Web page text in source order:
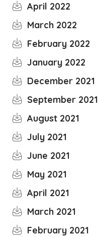
April 2022
March 2022
February 2022
January 2022
December 2021
September 2021
August 2021
July 2021
June 2021
May 2021
April 2021
March 2021
February 2021